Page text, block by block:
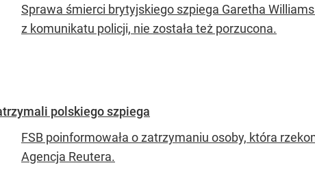
Sprawa śmierci brytyjskiego szpiega Garetha
z komunikatu policji, nie została też porzucona.
polskiego szpiega
FSB poinformowała o zatrzymaniu osoby, która
Agencja Reutera.